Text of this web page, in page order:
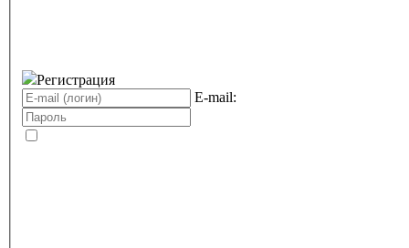
Регистрация
E-mail: